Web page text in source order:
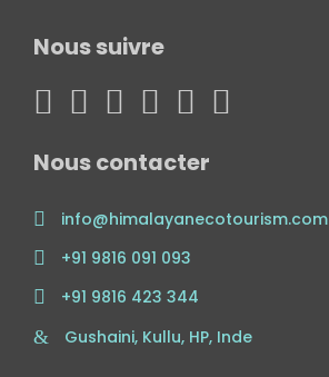
Nous suivre
Nous contacter
info@himalayanecotourism.com
+91 9816 091 093
+91 9816 423 344
Gushaini, Kullu, HP, Inde